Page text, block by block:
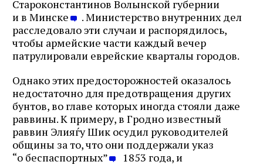
Староконстантинов Волынской губернии
и в Минске
. Министерство внутренних дел
расследовало эти случаи и распорядилось,
чтобы армейские части каждый вечер
патрулировали еврейские кварталы городов.
Однако этих предосторожностей оказалось
недостаточно для предотвращения других
бунтов, во главе которых иногда стояли даже
раввины. К примеру, в Гродно известный
раввин Элияѓу Шик осудил руководителей
общины за то, что они поддержали указ
“о беспаспортных”
1853 года, и